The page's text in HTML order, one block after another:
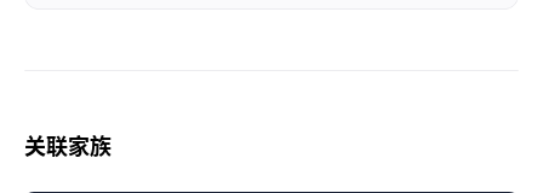
关联家族